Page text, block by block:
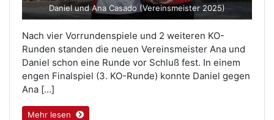
Daniel und Ana Casado (Vereinsmeister 2025)
Nach vier Vorrundenspiele und 2 weiteren KO-
Runden standen die neuen Vereinsmeister Ana und
Daniel schon eine Runde vor Schluß fest. In einem
engen Finalspiel (3. KO-Runde) konnte Daniel gegen
Ana […]
Mehr lesen